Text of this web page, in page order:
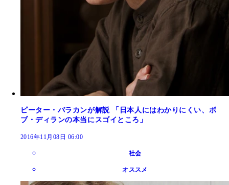
ピーター・バラカンが解説 「日本人にはわかりにくい、ボ
ブ・ディランの本当にスゴイところ」
2016年11月08日 06:00
社会
オススメ